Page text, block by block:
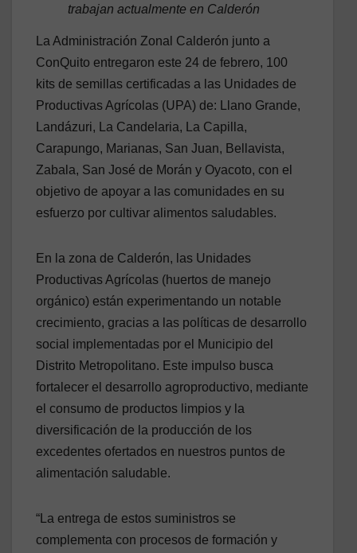
trabajan actualmente en Calderón
La Administración Zonal Calderón junto a
ConQuito entregaron este 24 de febrero, 100
kits de semillas certificadas a las Unidades de
Productivas Agrícolas (UPA) de: Llano Grande,
Landázuri, La Candelaria, La Capilla,
Carapungo, Marianas, San Juan, Bellavista,
Zabala, San José de Morán y Oyacoto, con el
objetivo de apoyar a las comunidades en su
esfuerzo por cultivar alimentos saludables.
En la zona de Calderón, las Unidades
Productivas Agrícolas (huertos de manejo
orgánico) están experimentando un notable
crecimiento, gracias a las políticas de desarrollo
social implementadas por el Municipio del
Distrito Metropolitano. Este impulso busca
fortalecer el desarrollo agroproductivo, mediante
el consumo de productos limpios y la
diversificación de la producción de los
excedentes ofertados en nuestros puntos de
alimentación saludable.
“La entrega de estos suministros se
complementa con procesos de formación y